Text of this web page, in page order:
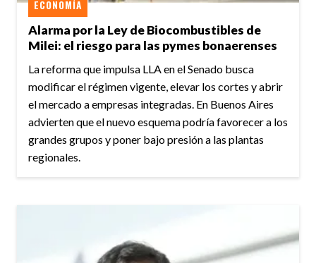
Alarma por la Ley de Biocombustibles de
Milei: el riesgo para las pymes bonaerenses
ECONOMÍA
La reforma que impulsa LLA en el Senado busca
modificar el régimen vigente, elevar los cortes y abrir
el mercado a empresas integradas. En Buenos Aires
advierten que el nuevo esquema podría favorecer a los
grandes grupos y poner bajo presión a las plantas
regionales.